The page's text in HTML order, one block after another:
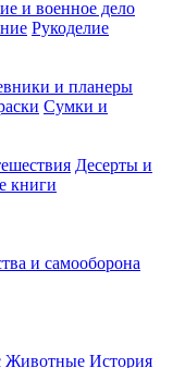
и военное дело
Рукоделие
и планеры
Сумки и
Десерты и
книги
и самооборона
Животные История